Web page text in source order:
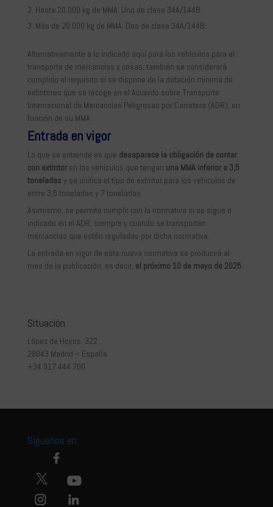
Hasta 20.000 kg de MMA: Uno de clase 34A/144B.
Más de 20.000 kg de MMA: Dos de clase 34A/144B.
Alternativamente a lo indicado aquí para los vehículos para el
transporte de mercancías y cosas, también se considerará
cumplido el requisito si se dispone de la dotación mínima de
extintores que se recoge en el Acuerdo sobre Transporte
Internacional de Mercancías Peligrosas por Carretera (ADR), en
función de su MMA.
Entrada en vigor
Lo que se entiende es que desaparece la obligación de contar
con extintoren los vehículos que tengan una MMA inferior a 3,5
toneladas y se unifica el tipo de extintor para los vehículos de
entre 3,5 toneladas y 7 toneladas.
Asimismo, se permite cumplir con la normativa si se sigue o
indicado en el ADR, siempre y cuando se transporten
mercancías que estén reguladas por dicha normativa.
La entrada en vigor de esta nueva normativa se producirá al
mes de la publicación, es decir, el próximo 10 de mayo de 2025
Situación
López de Hoyos, 322
28043 Madrid – España
+34 917 444 700
Síguenos en: